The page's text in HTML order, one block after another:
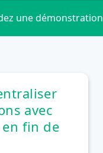
une démonstration
avec
fin de